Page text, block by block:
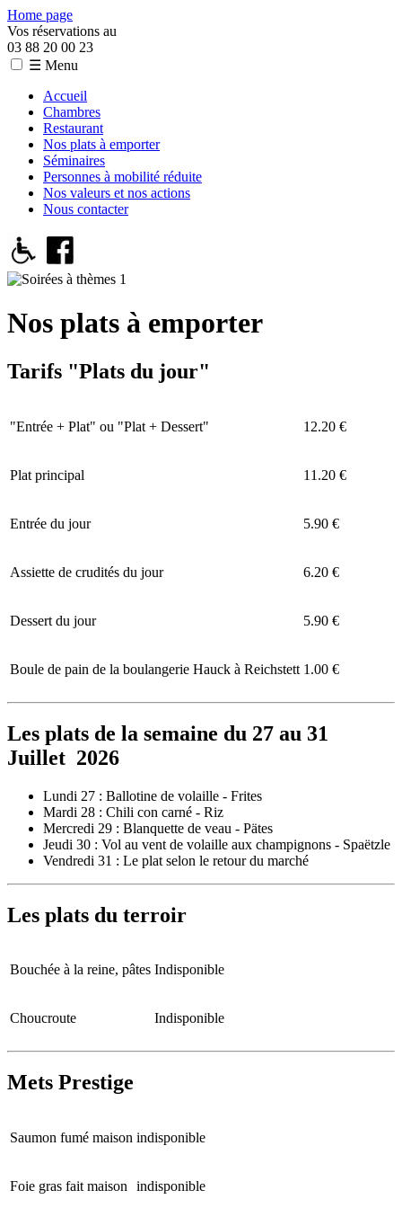
Home page
Vos réservations au
03 88 20 00 23
☰ Menu
Accueil
Chambres
Restaurant
Nos plats à emporter
Séminaires
Personnes à mobilité réduite
Nos valeurs et nos actions
Nous contacter
Nos plats à emporter
Tarifs "Plats du jour"
"Entrée + Plat" ou "Plat + Dessert" 12.20 €
Plat principal 11.20 €
Entrée du jour 5.90 €
Assiette de crudités du jour 6.20 €
Dessert du jour 5.90 €
Boule de pain de la boulangerie Hauck à Reichstett 1.00 €
Les plats de la semaine du 27 au 31
Juillet 2026
Lundi 27 : Ballotine de volaille - Frites
Mardi 28 : Chili con carné - Riz
Mercredi 29 : Blanquette de veau - Pätes
Jeudi 30 : Vol au vent de volaille aux champignons - Spaëtzle
Vendredi 31 : Le plat selon le retour du marché
Les plats du terroir
Bouchée à la reine, pâtes Indisponible
Choucroute Indisponible
Mets Prestige
Saumon fumé maison indisponible
Foie gras fait maison indisponible